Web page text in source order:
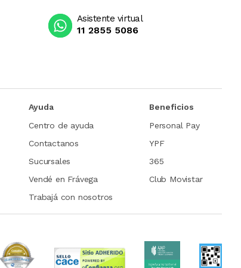
Asistente virtual
11 2855 5086
Ayuda
Centro de ayuda
Contactanos
Sucursales
Vendé en Frávega
Trabajá con nosotros
Beneficios
Personal Pay
YPF
365
Club Movistar